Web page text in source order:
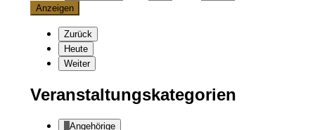
Zurück
Heute
Weiter
Veranstaltungskategorien
Angehörige